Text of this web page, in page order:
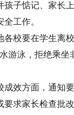
惦记、家长上
工作。
校要在学生离
游泳，拒绝乘
效方面，通知
要求家长检查批